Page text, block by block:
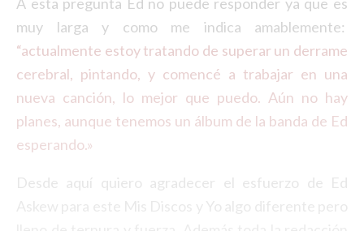
muy larga y como me indica amablemente:
“actualmente estoy tratando de superar un derrame
cerebral, pintando, y comencé a trabajar en una
nueva canción, lo mejor que puedo. Aún no hay
planes, aunque tenemos un álbum de la banda de Ed
esperando.»
Desde aquí quiero agradecer el esfuerzo de Ed